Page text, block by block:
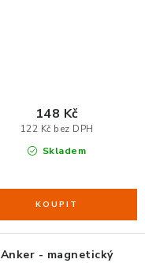
Skladem
122 Kč bez DPH
148 Kč
Anker - magnetický